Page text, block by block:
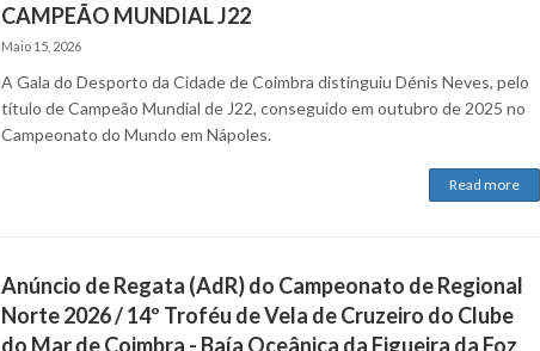
CAMPEÃO MUNDIAL J22
Maio 15, 2026
A Gala do Desporto da Cidade de Coimbra distinguiu Dénis Neves, pelo
título de Campeão Mundial de J22, conseguido em outubro de 2025 no
Campeonato do Mundo em Nápoles.
Read more
Anúncio de Regata (AdR) do Campeonato de Regional
Norte 2026 / 14º Troféu de Vela de Cruzeiro do Clube
do Mar de Coimbra - Baía Oceânica da Figueira da Foz